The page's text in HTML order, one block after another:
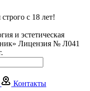
с 18 лет!
и эстетическая
Лицензия № Л041
Контакты